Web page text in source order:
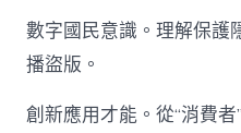
數字國民意識。理解保護
播盜版。
創新應用才能。從“消費